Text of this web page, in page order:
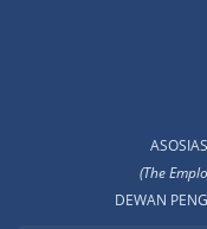
(The
DEWAN